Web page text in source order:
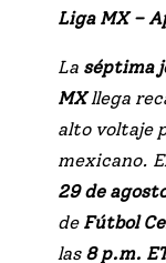
Liga MX –
La séptima
MXllega
alto voltaje
mexicano.
29 de
de Fútbol
las8 p.m.